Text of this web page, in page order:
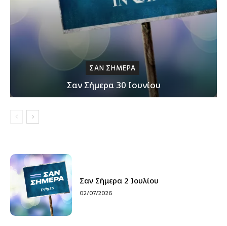
ΣΑΝ ΣΗΜΕΡΑ
Σαν Σήμερα 30 Ιουνίου
Σαν Σήμερα 2 Ιουλίου
02/07/2026